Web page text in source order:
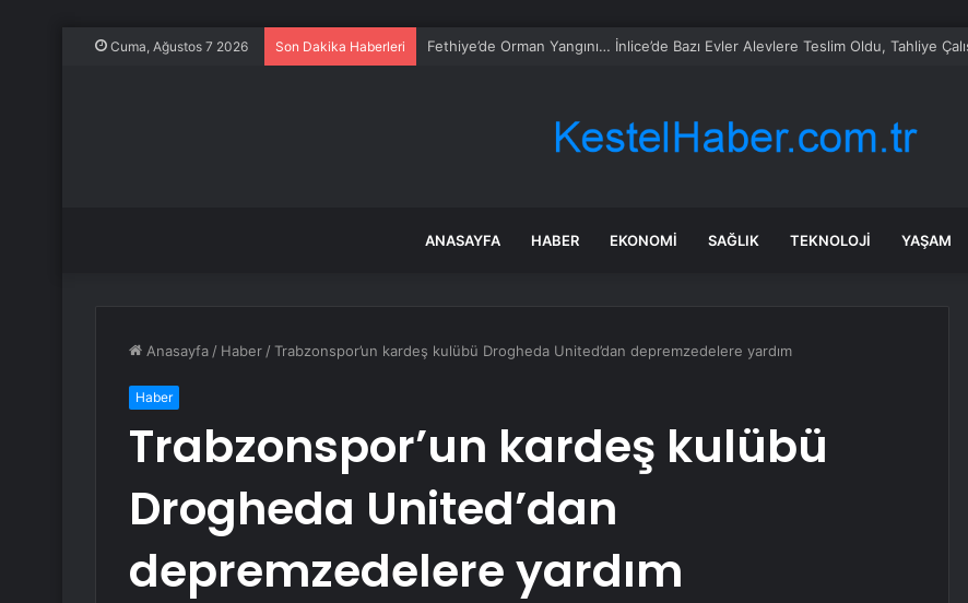
Cuma, Ağustos 7 2026 Son Dakika Haberleri Bakan Göktaş: Terörsüz Türkiye tarihi bir adımdır
ANASAYFA HABER EKONOMI SAĞLIK TEKNOLOJI YAŞAM
Anasayfa / Haber /Trabzonspor’un kardeş kulübü Drogheda United’dan depremzedelere yardım
Haber
Trabzonspor’un kardeş kulübü
Drogheda United’dan
depremzedelere yardım